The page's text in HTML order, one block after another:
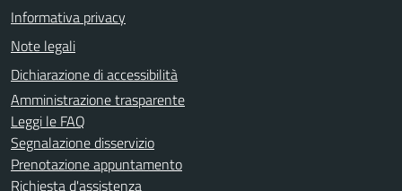
Informativa privacy
Note legali
Dichiarazione di accessibilità
Amministrazione trasparente
Leggi le FAQ
Segnalazione disservizio
Prenotazione appuntamento
Richiesta d'assistenza